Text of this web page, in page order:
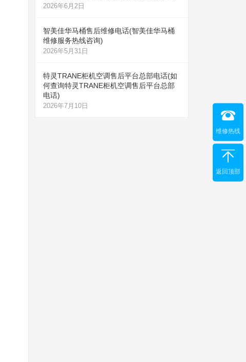
2026年6月2日
智美佳华马桶售后维修电话(智美佳华马桶
维修服务热线咨询)
2026年5月31日
特灵TRANE柜机空调售后平台总部电话(如
何查询特灵TRANE柜机空调售后平台总部
电话)
2026年7月10日
维修热线
返回顶部